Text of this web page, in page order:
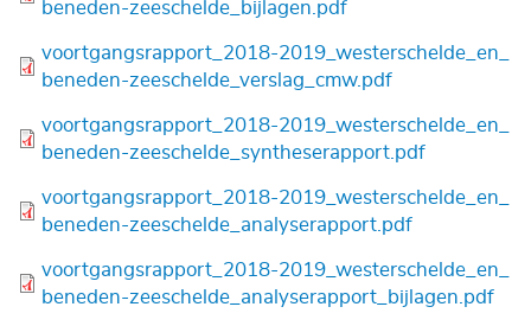
beneden-zeeschelde_bijlagen.pdf
Bestand
voortgangsrapport_2018-2019_westerschelde_en_
beneden-zeeschelde_verslag_cmw.pdf
Bestand
voortgangsrapport_2018-2019_westerschelde_en_
beneden-zeeschelde_syntheserapport.pdf
Bestand
voortgangsrapport_2018-2019_westerschelde_en_
beneden-zeeschelde_analyserapport.pdf
Bestand
voortgangsrapport_2018-2019_westerschelde_en_
beneden-zeeschelde_analyserapport_bijlagen.pdf